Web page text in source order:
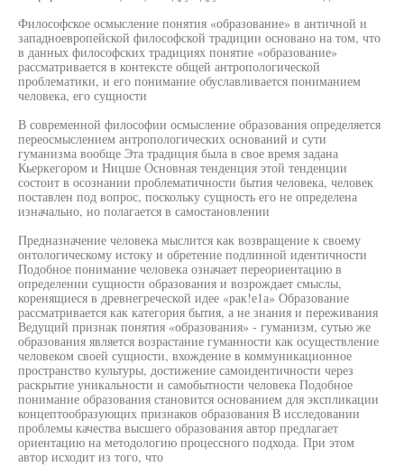
Философское осмысление понятия «образование» в античной и
западноевропейской философской традиции основано на том, что
в данных философских традициях понятие «образование»
рассматривается в контексте общей антропологической
проблематики, и его понимание обуславливается пониманием
человека, его сущности
В современной философии осмысление образования определяется
переосмыслением антропологических оснований и сути
гуманизма вообще Эта традиция была в свое время задана
Кьеркегором и Ницше Основная тенденция этой тенденции
состоит в осознании проблематичности бытия человека, человек
поставлен под вопрос, поскольку сущность его не определена
изначально, но полагается в самостановлении
Предназначение человека мыслится как возвращение к своему
онтологическому истоку и обретение подлинной идентичности
Подобное понимание человека означает переориентацию в
определении сущности образования и возрождает смыслы,
коренящиеся в древнегреческой идее «рак!е1а» Образование
рассматривается как категория бытия, а не знания и переживания
Ведущий признак понятия «образования» - гуманизм, сутью же
образования является возрастание гуманности как осуществление
человеком своей сущности, вхождение в коммуникационное
пространство культуры, достижение самоидентичности через
раскрытие уникальности и самобытности человека Подобное
понимание образования становится основанием для экспликации
концептообразующих признаков образования В исследовании
проблемы качества высшего образования автор предлагает
ориентацию на методологию процессного подхода. При этом
автор исходит из того, что